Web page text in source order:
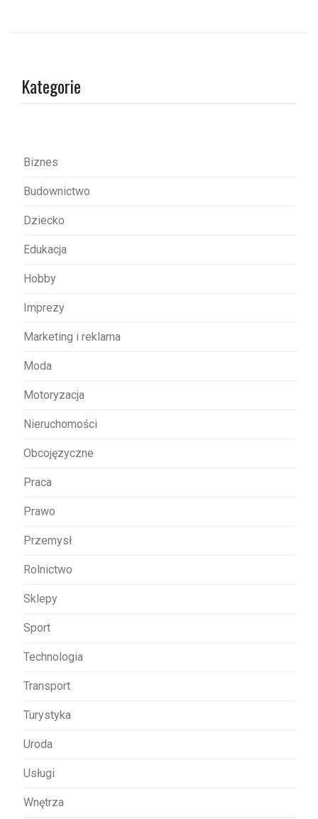
Kategorie
Biznes
Budownictwo
Dziecko
Edukacja
Hobby
Imprezy
Marketing i reklama
Moda
Motoryzacja
Nieruchomości
Obcojęzyczne
Praca
Prawo
Przemysł
Rolnictwo
Sklepy
Sport
Technologia
Transport
Turystyka
Uroda
Usługi
Wnętrza